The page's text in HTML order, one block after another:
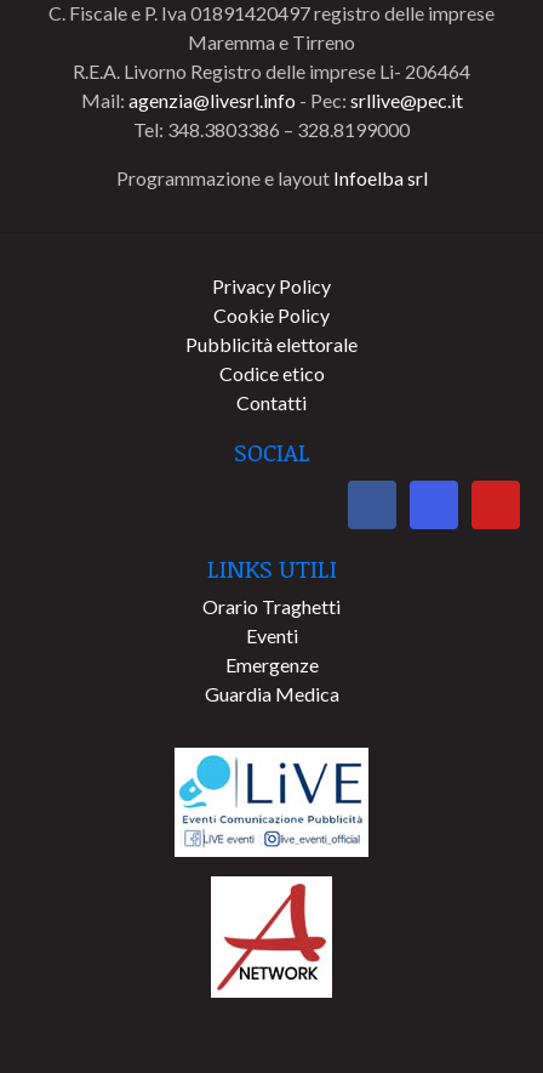
C. Fiscale e P. Iva 01891420497 registro delle imprese
Maremma e Tirreno
R.E.A. Livorno Registro delle imprese Li- 206464
Mail: agenzia@livesrl.info - Pec: srllive@pec.it
Tel: 348.3803386 – 328.8199000
Programmazione e layout Infoelba srl
Privacy Policy
Cookie Policy
Pubblicità elettorale
Codice etico
Contatti
SOCIAL
LINKS UTILI
Orario Traghetti
Eventi
Emergenze
Guardia Medica